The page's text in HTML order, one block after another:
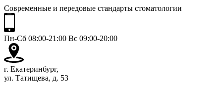
Современные и передовые стандарты стоматологии
Пн-Сб 08:00-21:00 Вс 09:00-20:00
г. Екатеринбург,
ул. Татищева, д. 53